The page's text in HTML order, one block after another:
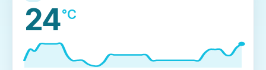
24°C